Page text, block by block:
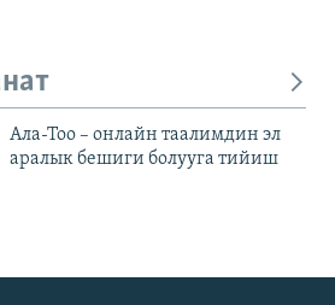
Ала-Тоо – онлайн таалимдин эл
аралык бешиги болууга тийиш